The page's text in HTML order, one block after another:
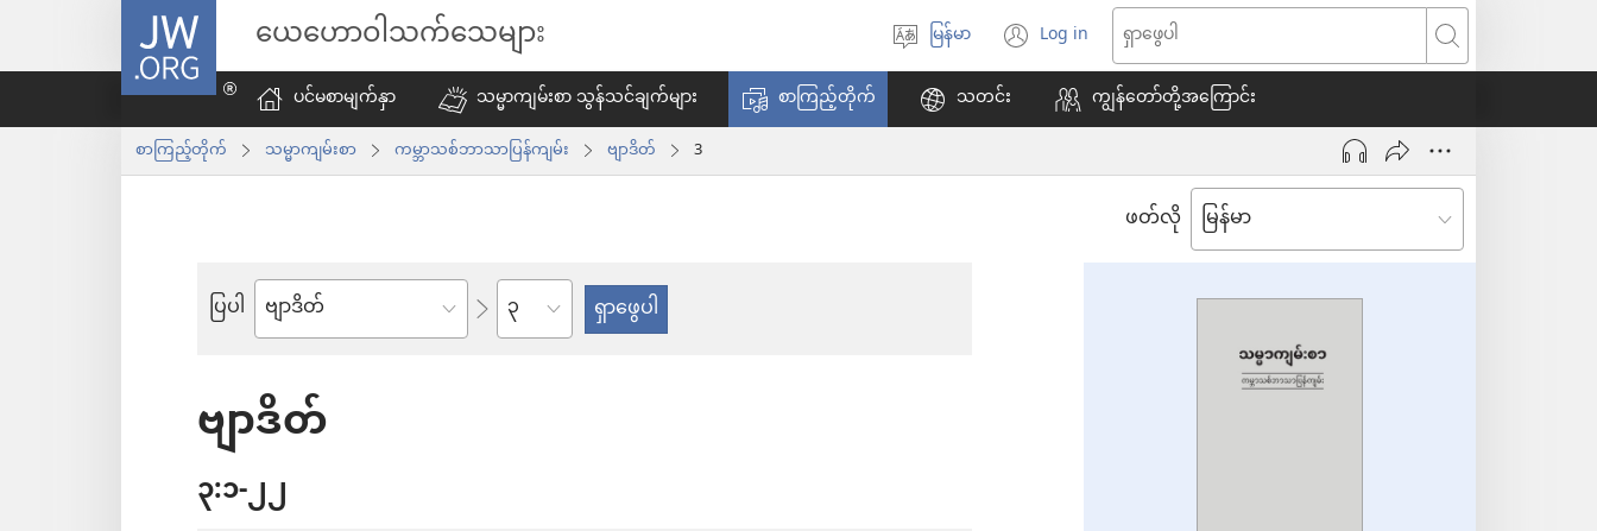
JW.ORG ယေဟောဝါသက်သေများ
ဘာသာစကား
ရွေးချယ်
ပါ
မြန်မာ Log in
(window
အသစ်
ဖွ
နေ
ရှာဖွေ
ပါ
ပင်မစာမျက်နှာ သမ္မာကျမ်းစာ သွန်သင်ချက်များ စာကြည့်တိုက် သတင်း ကျွန်တော်တို့အကြောင်း
စာကြည့်တိုက် သမ္မာကျမ်းစာ ကမ္ဘာသစ်ဘာသာပြန်ကျမ်း ဗျာဒိတ် 3
ဖတ်လို
ပြပါ
ကျမ်း
အခန်း
ဗျာဒိတ်
၃:၁-၂၂